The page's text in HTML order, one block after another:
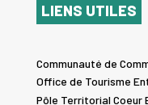
LIENS UTILES
Communauté de
Office de Tourisme
Pôle Territorial Coeur